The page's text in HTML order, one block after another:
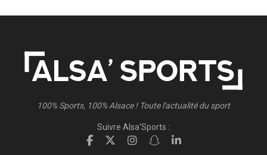
100% Sports, 100% Alsace ! Toute l'actualité du sport
Suivre Alsa'Sports :